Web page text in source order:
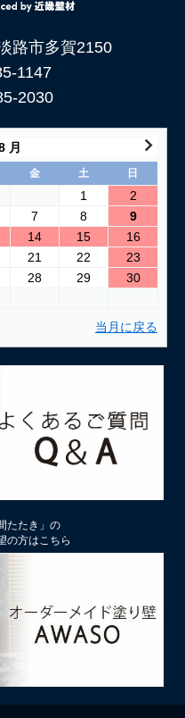
路市多賀2150
1147
2030
月
金 土 日
1
2
7 8
9
14 15
16
21 22
23
28 29
30
当月に戻る
たたき」の
の方はこちら